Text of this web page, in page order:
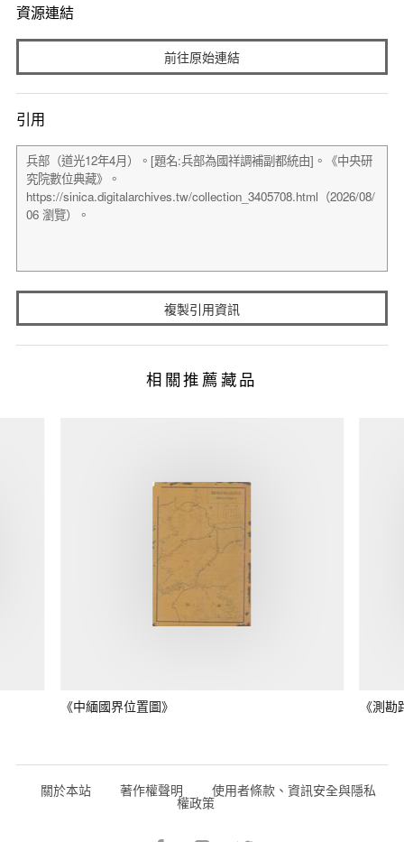
資源連結
前往原始連結
引用
複製引用資訊
相關推薦藏品
《中緬國界位置圖》 《測
關於本站 著作權聲明 使用者條款、資訊安全與隱私
權政策